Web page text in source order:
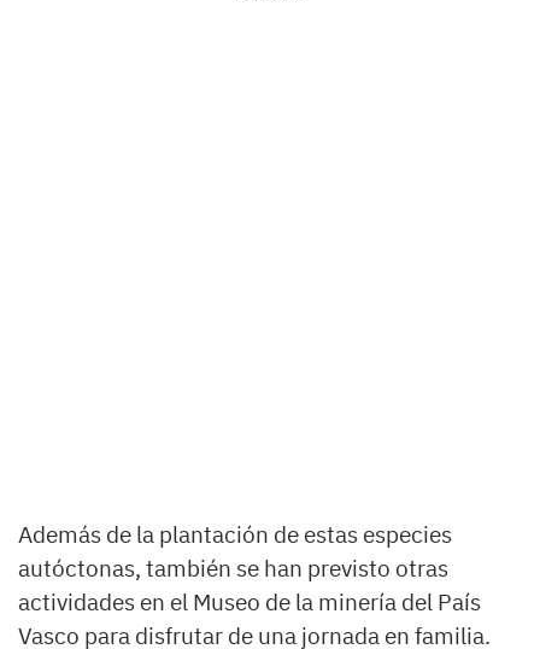
Además de la plantación de estas especies
autóctonas, también se han previsto otras
actividades en el Museo de la minería del País
Vasco para disfrutar de una jornada en familia.